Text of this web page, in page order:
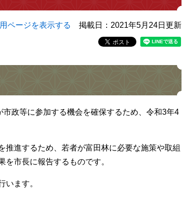
ページを表示する 掲載日：2021年5月24日更新
政等に参加する機会を確保するため、令和3年4
進するため、若者が富田林に必要な施策や取組
市長に報告するものです。
ます。